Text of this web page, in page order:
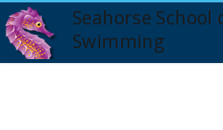
Seahorse School
Swimming